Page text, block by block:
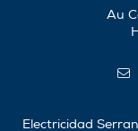
Au
Electricidad